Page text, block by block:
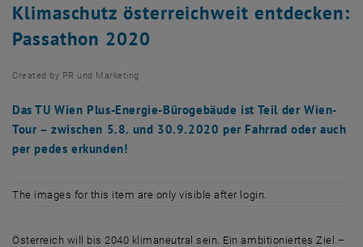
Overview
Klimaschutz österreichweit entdecken:
Passathon 2020
Created by PR und Marketing
Das TU Wien Plus-Energie-Bürogebäude ist Teil der Wien-
Tour – zwischen 5.8. und 30.9.2020 per Fahrrad oder auch
per pedes erkunden!
The images for this item are only visible after login.
Österreich will bis 2040 klimaneutral sein. Ein ambitioniertes Ziel –